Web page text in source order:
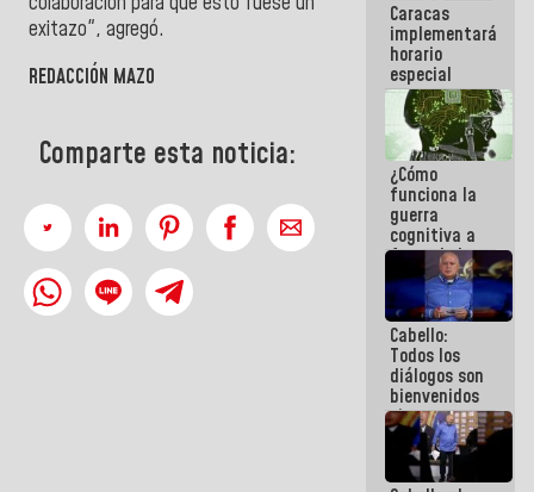
exitazo", agregó.
REDACCIÓN MAZO
Comparte esta noticia:
es
embarrarla
Caracas
implementará
horario
especial
para
adaptarse
al plan de
ahorro
energético
¿Cómo
funciona la
guerra
cognitiva a
favor de la
narrativa
hegemónica?
(1)
Cabello:
Todos los
diálogos son
bienvenidos
siempre que
estén en el
marco de la
Constitución